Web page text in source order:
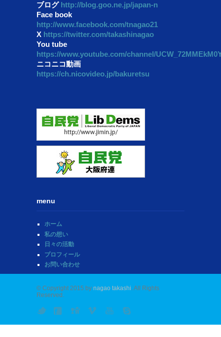
ブログ http://blog.goo.ne.jp/japan-n
Face book
http://www.facebook.com/tnagao21
X https://twitter.com/takashinagao
You tube
https://www.youtube.com/channel/
ニコニコ動画
https://ch.nicovideo.jp/bakuretsu
menu
ホーム
私の想い
日々の活動
プロフィール
お問い合わせ
© Copyright 2015 by nagao takashi. All Rights
Reserved.